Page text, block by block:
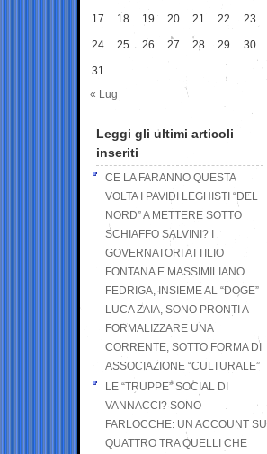
17 18 19 20 21 22 23
24 25 26 27 28 29 30
31
« Lug
Leggi gli ultimi articoli
inseriti
CE LA FARANNO QUESTA
VOLTA I PAVIDI LEGHISTI “DEL
NORD” A METTERE SOTTO
SCHIAFFO SALVINI? I
GOVERNATORI ATTILIO
FONTANA E MASSIMILIANO
FEDRIGA, INSIEME AL “DOGE”
LUCA ZAIA, SONO PRONTI A
FORMALIZZARE UNA
CORRENTE, SOTTO FORMA DI
ASSOCIAZIONE “CULTURALE”
LE “TRUPPE” SOCIAL DI
VANNACCI? SONO
FARLOCCHE: UN ACCOUNT SU
QUATTRO TRA QUELLI CHE